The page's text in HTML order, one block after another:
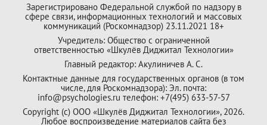
Зарегистрировано Федеральной службой по надзору в
сфере связи, информационных технологий и массовых
коммуникаций (Роскомнадзор) 23.11.2021 18+
Учредитель: Общество с ограниченной
ответственностью «Шкулёв Диджитал Технологии»
Главный редактор: Акулиничев А. С.
Контактные данные для государственных органов (в том
числе, для Роскомнадзора): Эл. почта:
info@psychologies.ru телефон: +7(495) 633-57-57
Copyright (с) ООО «Шкулёв Диджитал Технологии», 2026.
Любое воспроизведение материалов сайта без